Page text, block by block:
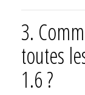
3.
toutes
1.6 ?